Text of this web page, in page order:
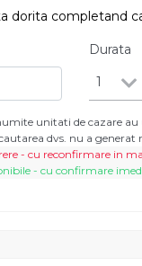
dorita completand
Durata
1
unitati de cazare au
dvs. nu a
- cu reconfirmare in
- cu confirmare